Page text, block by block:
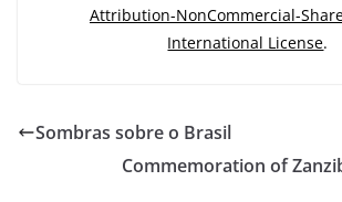
Attribution-NonCommercial-
International License.
Sombras sobre o Brasil
Commemoration of